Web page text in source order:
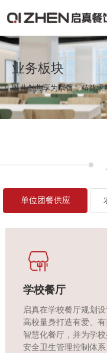
导
航
菜
首
页
业
业务板块
以共创共享为宗旨，精益
单位团餐供应
学校餐厅
启真在学校餐厅规划
高校量身打造有爱、
智慧化餐厅，并为学
安全卫生管理控制体